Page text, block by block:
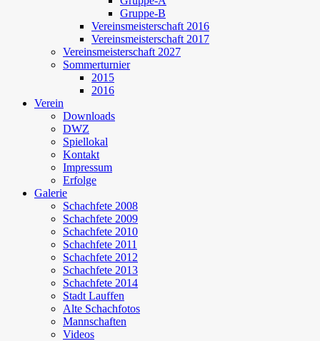
Gruppe-B
Vereinsmeisterschaft 2016
Vereinsmeisterschaft 2017
Vereinsmeisterschaft 2027
Sommerturnier
2015
2016
Verein
Downloads
DWZ
Spiellokal
Kontakt
Impressum
Erfolge
Galerie
Schachfete 2008
Schachfete 2009
Schachfete 2010
Schachfete 2011
Schachfete 2012
Schachfete 2013
Schachfete 2014
Stadt Lauffen
Alte Schachfotos
Mannschaften
Videos